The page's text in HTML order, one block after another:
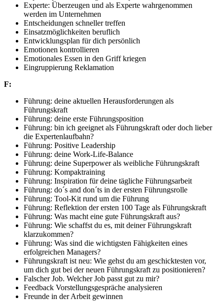
Experte: Überzeugen und als Experte wahrgenommen
werden im Unternehmen
Entscheidungen schneller treffen
Einsatzmöglichkeiten beruflich
Entwicklungsplan für dich persönlich
Emotionen kontrollieren
Emotionales Essen in den Griff kriegen
Eingruppierung Reklamation
F:
Führung: deine aktuellen Herausforderungen als
Führungskraft
Führung: deine erste Führungsposition
Führung: bin ich geeignet als Führungskraft oder doch lieber
die Expertenlaufbahn?
Führung: Positive Leadership
Führung: deine Work-Life-Balance
Führung: deine Superpower als weibliche Führungskraft
Führung: Kompaktraining
Führung: Inspiration für deine tägliche Führungsarbeit
Führung: do´s and don´ts in der ersten Führungsrolle
Führung: Tool-Kit rund um die Führung
Führung: Reflektion der ersten 100 Tage als Führungskraft
Führung: Was macht eine gute Führungskraft aus?
Führung: Wie schaffst du es, mit deiner Führungskraft
klarzukommen?
Führung: Was sind die wichtigsten Fähigkeiten eines
erfolgreichen Managers?
Führungskraft ist neu: Wie gehst du am geschicktesten vor,
um dich gut bei der neuen Führungskraft zu positionieren?
Falscher Job. Welcher Job passt gut zu mir?
Feedback Vorstellungsgespräche analysieren
Freunde in der Arbeit gewinnen